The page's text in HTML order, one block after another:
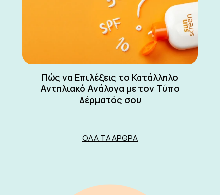
Πώς να Επιλέξεις το Κατάλληλο
Αντηλιακό Ανάλογα με τον Τύπο
Δέρματός σου
ΌΛΑ ΤΑ ΆΡΘΡΑ